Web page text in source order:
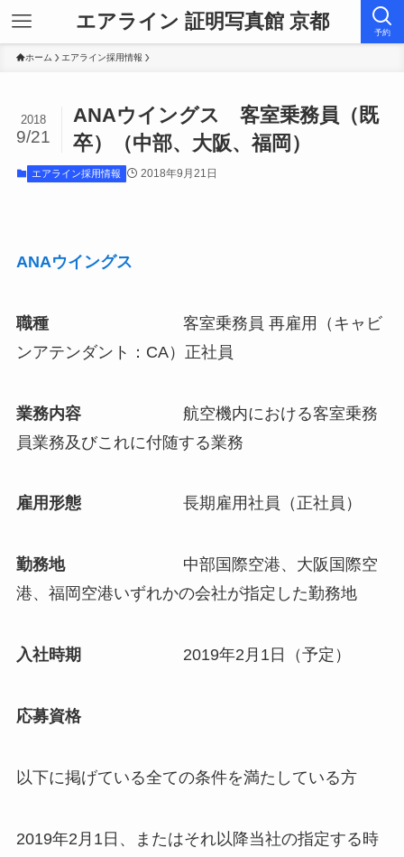
エアライン 証明写真館 京都 予約
ホーム エアライン採用情報
ANAウイングス 客室乗務員（既
卒）（中部、大阪、福岡）
2018
9/21
エアライン採用情報 2018年9月21日
ANAウイングス
職種
客室乗務員 再雇用（キャビ
ンアテンダント：CA）正社員
業務内容 航空機内における客室乗務
員業務及びこれに付随する業務
雇用形態 長期雇用社員（正社員）
勤務地 中部国際空港、大阪国際空
港、福岡空港いずれかの会社が指定した勤務地
入社時期 2019年2月1日（予定）
応募資格
以下に掲げている全ての条件を満たしている方
2019年2月1日、またはそれ以降当社の指定する時